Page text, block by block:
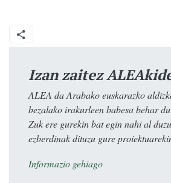
Izan zaitez
ALEA da Arabako euskarazko
bezalako irakurleen babesa behar
Zuk ere gurekin bat egin nahi al
ezberdinak dituzu gure
Informazio gehiago